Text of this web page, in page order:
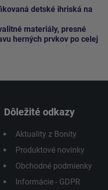
detské ihriská na
materiály, presné
herných prvkov po celej
Dôležité odkazy
Aktuality z Bonity
Produktové novinky
Obchodné podmienky
Informácie - GDPR